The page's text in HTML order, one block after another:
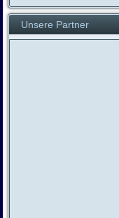
Unsere Partner